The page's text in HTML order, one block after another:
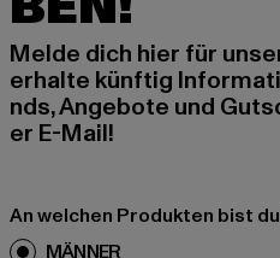
Melde dich hier für
erhalte künftig
nds, Angebote und
er E-Mail!
An welchen Produkten bist
MÄNNER